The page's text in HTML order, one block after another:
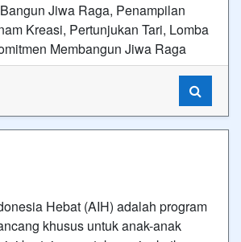
Jiwa Raga, Penampilan
Kreasi, Pertunjukan Tari, Lomba
Membangun Jiwa Raga
Hebat (AIH) adalah program
khusus untuk anak-anak